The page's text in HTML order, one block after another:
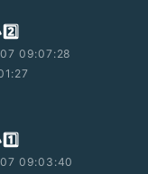
09:07:28
09:03:40